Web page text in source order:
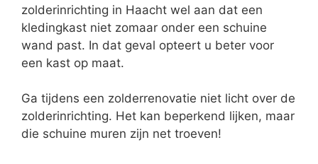
zolderinrichting in Haacht wel aan dat een
kledingkast niet zomaar onder een schuine
wand past. In dat geval opteert u beter voor
een kast op maat.
Ga tijdens een zolderrenovatie niet licht over de
zolderinrichting. Het kan beperkend lijken, maar
die schuine muren zijn net troeven!